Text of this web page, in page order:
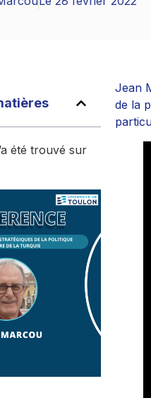
été trouvé sur
Jean
de la